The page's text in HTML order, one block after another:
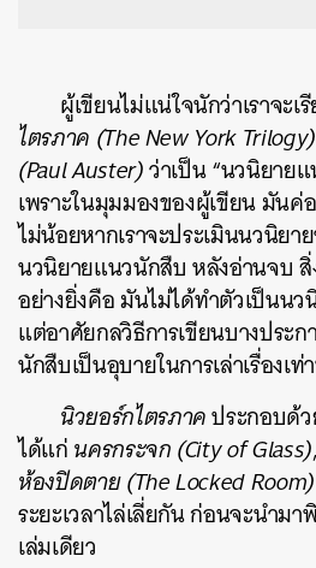
ผู้เขียนไม่แน่ใจนักว่าเราจะ
ไตรภาค (The New York Trilogy)
(Paul Auster)ว่าเป็น “นวนิยาย
เพราะในมุมมองของผู้เขียน มัน
ไม่น้อยหากเราจะประเมินนวนิย
นวนิยายแนวนักสืบ หลังอ่านจบ
อย่างยิ่งคือ มันไม่ได้ทำตัวเป็นน
แต่อาศัยกลวิธีการเขียนบางประ
นักสืบเป็นอุบายในการเล่าเรื่องเท่
นิวยอร์กไตรภาคประกอบด้
ได้แก่นครกระจก (City of Glass)
ห้องปิดตาย (The Locked Room)
ระยะเวลาไล่เลี่ยกัน ก่อนจะนำม
เล่มเดียว